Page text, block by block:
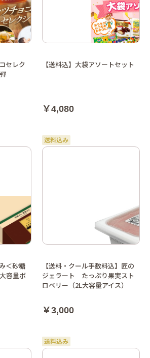
セレク
【送料込】大袋アソートセット
￥4,080
＜砂糖
容量ボ
【送料・クール手数料込】匠の
ジェラート たっぷり果実スト
ロベリー（2L大容量アイス）
￥3,000